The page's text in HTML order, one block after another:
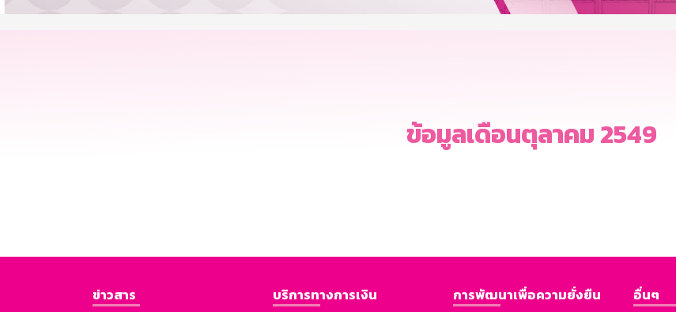
ข้อมูลเดือนตุลาคม 2549
ข่าวสาร
บริการทางการเงิน
การพัฒนาเพื่อความยั่งยืน
อื่นๆ